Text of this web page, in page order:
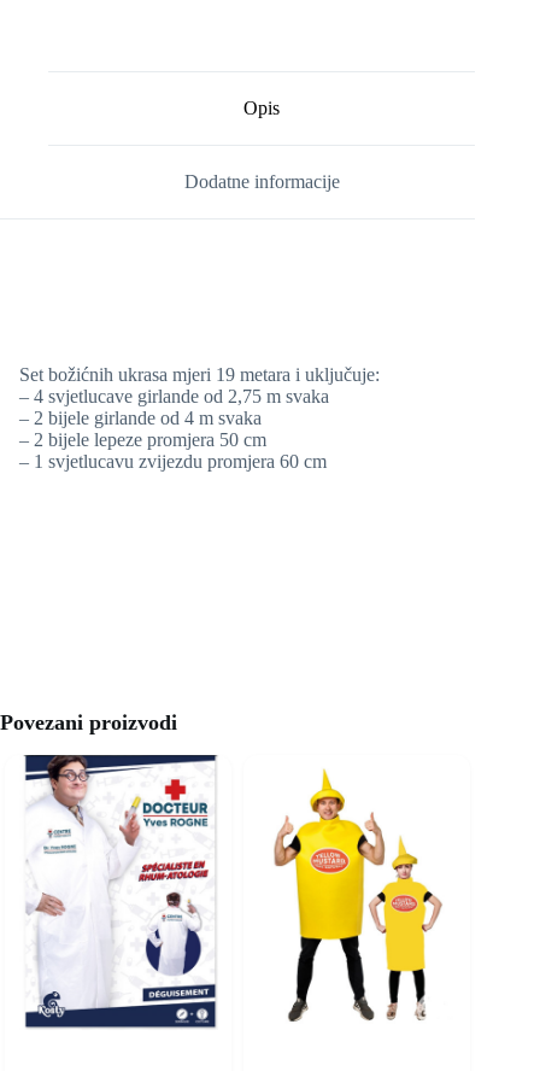
Opis
Dodatne informacije
Set božićnih ukrasa mjeri 19 metara i uključuje:
– 4 svjetlucave girlande od 2,75 m svaka
– 2 bijele girlande od 4 m svaka
– 2 bijele lepeze promjera 50 cm
– 1 svjetlucavu zvijezdu promjera 60 cm
Povezani proizvodi